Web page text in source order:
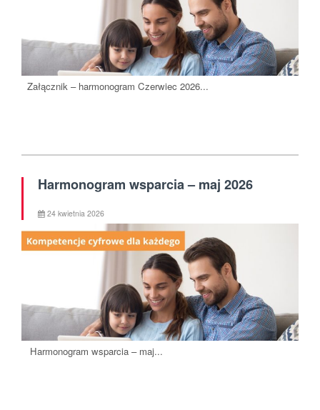
Załącznik – harmonogram Czerwiec 2026...
Harmonogram wsparcia – maj 2026
24 kwietnia 2026
Harmonogram wsparcia – maj...